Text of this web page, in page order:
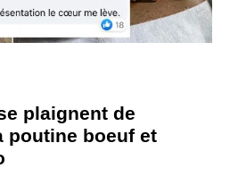
plaignent de
poutine boeuf et